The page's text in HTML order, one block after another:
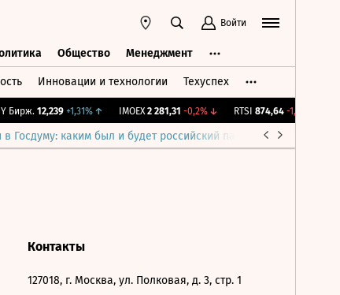
Войти
Общество Менеджмент
Инновации и технологии Техуспех
Бирж. 12,239 +1,31%↑ IMOEX 2 281,31 -0,2%↓ RTSI 874,64 -1,12%
Госдуму: каким был и будет российский парламент
Контакты
127018, г. Москва, ул. Полковая, д. 3, стр. 1